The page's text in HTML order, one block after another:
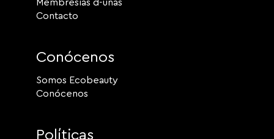
Membresías d-uñas
Contacto
Conócenos
Somos Ecobeauty
Conócenos
Políticas